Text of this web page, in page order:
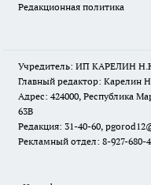
Редакционная политика
Учредитель: ИП КАРЕЛИН
Главный редактор: Карелин
Адрес: 424000, Республика
63В
Редакция: 31-40-60,
Рекламный отдел: 8-927-680-